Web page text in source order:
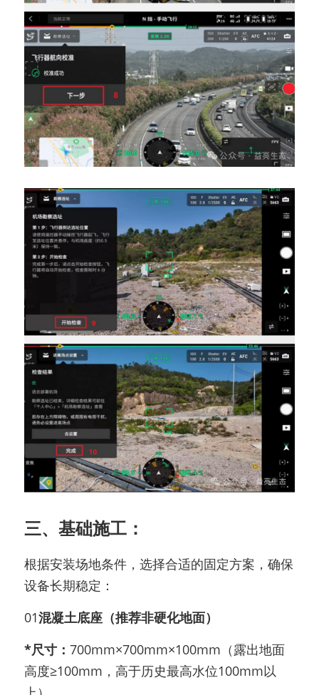
三、基础施工：
根据安装场地条件，选择合适的固定方案，确保
设备长期稳定：
01混凝土底座（推荐非硬化地面）
*尺寸： 700mm×700mm×100mm（露出地面
高度≥100mm，高于历史最高水位100mm以